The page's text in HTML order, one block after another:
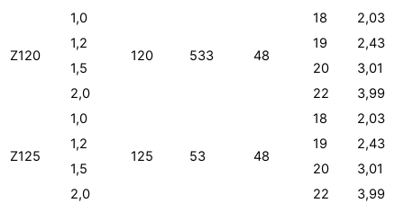
Z120
1,0
120 533 48
18
2,03
1,2
19
2,43
1,5
20
3,01
2,0
22 3,99
Z125
1,0
125 53 48
18
2,03
1,2
19
2,43
1,5
20
3,01
2,0
22 3,99